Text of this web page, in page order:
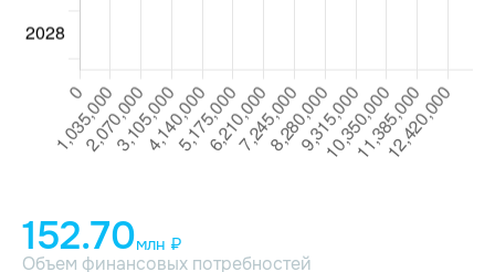
152.70млн ₽
Объем финансовых потребностей